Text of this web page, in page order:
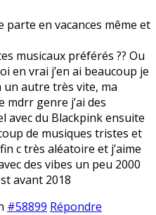
parte en vacances même et
musicaux préférés ?? Ou
en vrai j’en ai beaucoup je
un autre très vite, ma
genre j’ai des
avec du Blackpink ensuite
de musiques tristes et
c très aléatoire et j’aime
des vibes un peu 2000
avant 2018
#58899 Répondre